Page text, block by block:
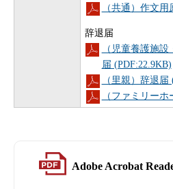
（共通）作文
辞退届
（児童養護施
届 (PDF:22.9KB)
（里親）辞退届
（ファミリー
Adobe Acrobat